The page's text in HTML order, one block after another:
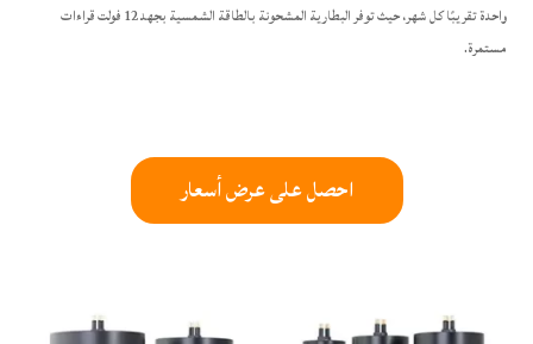
واحدة تقريبًا كل شهر، حيث توفر البطارية المشحونة بالطاقة الشمسية بجهد 12 فولت قراءات
مستمرة.
احصل على عرض أسعار